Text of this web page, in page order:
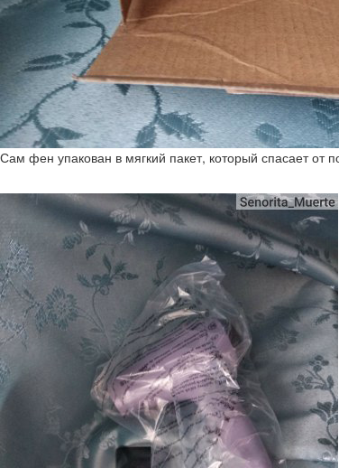
Сам фен упакован в мягкий пакет, который спасает от